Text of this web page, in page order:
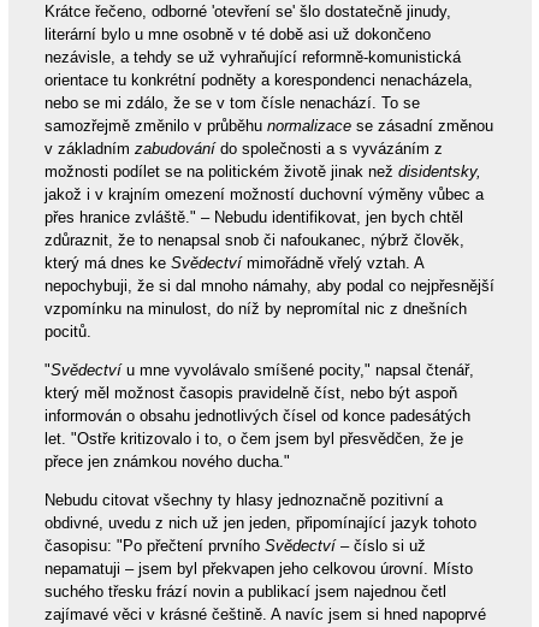
Krátce řečeno, odborné 'otevření se' šlo dostatečně jinudy,
literární bylo u mne osobně v té době asi už dokončeno
nezávisle, a tehdy se už vyhraňující reformně-komunistická
orientace tu konkrétní podněty a korespondenci nenacházela,
nebo se mi zdálo, že se v tom čísle nenachází. To se
samozřejmě změnilo v průběhu normalizacese zásadní změnou
v základním zabudovánído společnosti a s vyvázáním z
možnosti podílet se na politickém životě jinak než disidentsky,
jakož i v krajním omezení možností duchovní výměny vůbec a
přes hranice zvláště." – Nebudu identifikovat, jen bych chtěl
zdůraznit, že to nenapsal snob či nafoukanec, nýbrž člověk,
který má dnes ke Svědectvímimořádně vřelý vztah. A
nepochybuji, že si dal mnoho námahy, aby podal co nejpřesnější
vzpomínku na minulost, do níž by nepromítal nic z dnešních
pocitů.
"Svědectvíu mne vyvolávalo smíšené pocity," napsal čtenář,
který měl možnost časopis pravidelně číst, nebo být aspoň
informován o obsahu jednotlivých čísel od konce padesátých
let. "Ostře kritizovalo i to, o čem jsem byl přesvědčen, že je
přece jen známkou nového ducha."
Nebudu citovat všechny ty hlasy jednoznačně pozitivní a
obdivné, uvedu z nich už jen jeden, připomínající jazyk tohoto
časopisu: "Po přečtení prvního Svědectví– číslo si už
nepamatuji – jsem byl překvapen jeho celkovou úrovní. Místo
suchého třesku frází novin a publikací jsem najednou četl
zajímavé věci v krásné češtině. A navíc jsem si hned napoprvé